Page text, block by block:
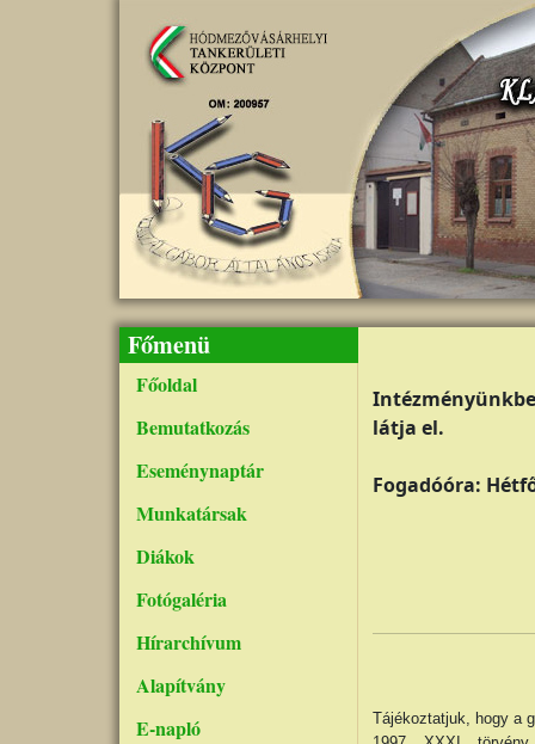
Főmenü
Főoldal
Bemutatkozás
Eseménynaptár
Munkatársak
Diákok
Fotógaléria
Hírarchívum
Alapítvány
E-napló
látja el.
Fogadóóra:
Tájékoztatjuk, hogy a